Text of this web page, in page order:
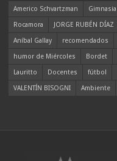
Americo Schvartzman Gimnasia
Rocamora
JORGE RUBÉN DÍAZ
Aníbal Gallay
recomendados
humor de Miércoles
Bordet
Lauritto
Docentes fútbol
VALENTÍN BISOGNI
Ambiente